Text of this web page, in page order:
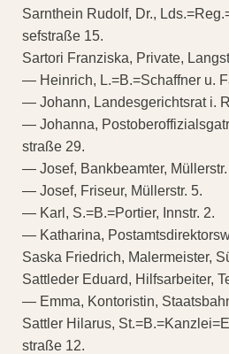
Sarnthein Rudolf, Dr.,
sefstraße 15.
Sartori Franziska, Private,
— Heinrich, L.=B.=Schaffner u.
— Johann, Landesgerichtsrat i.
— Johanna,
straße 29.
— Josef, Bankbeamter, Müllerstr.
— Josef, Friseur, Müllerstr. 5.
— Karl, S.=B.=Portier, Innstr. 2.
— Katharina,
Saska Friedrich, Malermeister,
Sattleder Eduard, Hilfsarbeiter,
— Emma, Kontoristin,
Sattler Hilarus,
straße 12.